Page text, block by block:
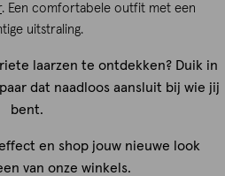
. Een comfortabele outfit met een
uitstraling.
laarzen te ontdekken? Duik in
dat naadloos aansluit bij wie jij
bent.
en shop jouw nieuwe look
van onze winkels.